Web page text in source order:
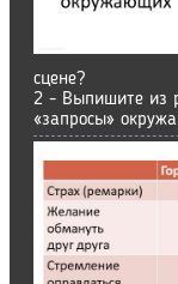
сцене?
2 - Выпишите из
«запросы»